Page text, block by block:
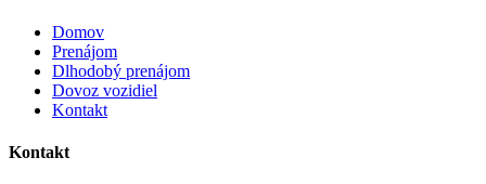
Domov
Prenájom
Dlhodobý prenájom
Dovoz vozidiel
Kontakt
Kontakt